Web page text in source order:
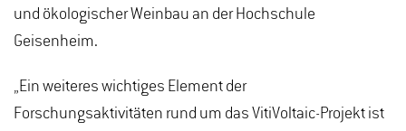
und ökologischer Weinbau an der Hochschule
Geisenheim.
„Ein weiteres wichtiges Element der
Forschungsaktivitäten rund um das VitiVoltaic-Projekt ist